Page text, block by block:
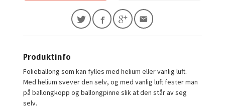
Produktinfo
Folieballong som kan fylles med helium eller vanlig luft.
Med helium svever den selv, og med vanlig luft fester man
på ballongkopp og ballongpinne slik at den står av seg
selv.